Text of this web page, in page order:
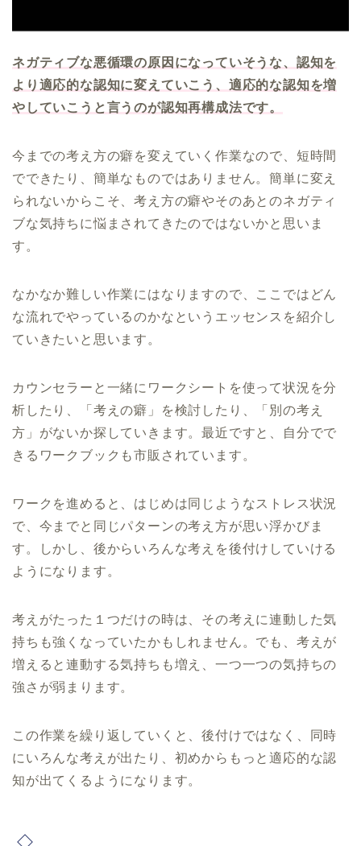
ネガティブな悪循環の原因になっていそうな、認知を
より適応的な認知に変えていこう、適応的な認知を増
やしていこうと言うのが認知再構成法です。
今までの考え方の癖を変えていく作業なので、短時間
でできたり、簡単なものではありません。簡単に変え
られないからこそ、考え方の癖やそのあとのネガティ
ブな気持ちに悩まされてきたのではないかと思いま
す。
なかなか難しい作業にはなりますので、ここではどん
な流れでやっているのかなというエッセンスを紹介し
ていきたいと思います。
カウンセラーと一緒にワークシートを使って状況を分
析したり、「考えの癖」を検討したり、「別の考え
方」がないか探していきます。最近ですと、自分でで
きるワークブックも市販されています。
ワークを進めると、はじめは同じようなストレス状況
で、今までと同じパターンの考え方が思い浮かびま
す。しかし、後からいろんな考えを後付けしていける
ようになります。
考えがたった１つだけの時は、その考えに連動した気
持ちも強くなっていたかもしれません。でも、考えが
増えると連動する気持ちも増え、一つ一つの気持ちの
強さが弱まります。
この作業を繰り返していくと、後付けではなく、同時
にいろんな考えが出たり、初めからもっと適応的な認
知が出てくるようになります。